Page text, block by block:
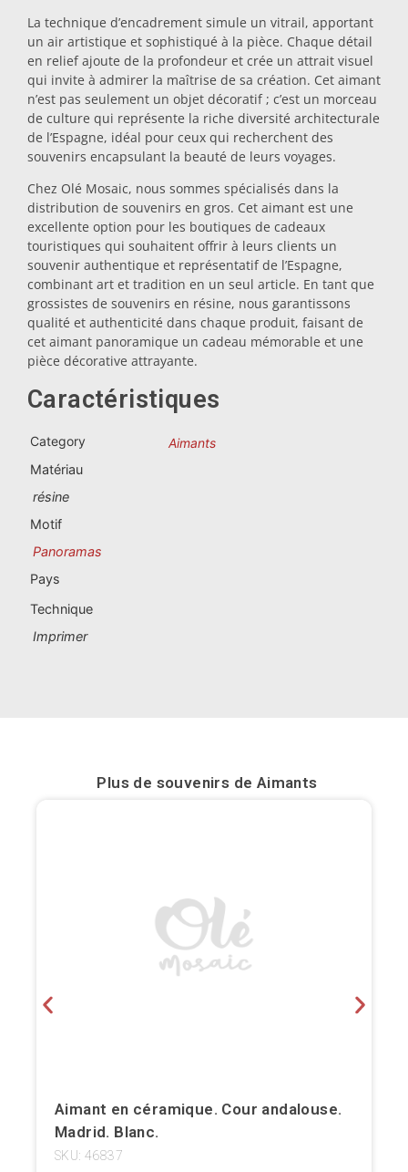
Verres
Verres à shot
Souvenirs par ville
Souvenirs d'Espagne
Souvenirs du Portugal
Souvenirs personnalisés
La Coruña
Albacete
Alicante
Ávila
Bilbao
Castellón de la Plana
Fuerteventura
Gijón
La technique d’encadrement simule un vitrail, apportant
un air artistique et sophistiqué à la pièce. Chaque détail
en relief ajoute de la profondeur et crée un attrait visuel
qui invite à admirer la maîtrise de sa création. Cet aimant
n’est pas seulement un objet décoratif ; c’est un morceau
de culture qui représente la riche diversité architecturale
de l’Espagne, idéal pour ceux qui recherchent des
souvenirs encapsulant la beauté de leurs voyages.
Chez Olé Mosaic, nous sommes spécialisés dans la
distribution de souvenirs en gros. Cet aimant est une
excellente option pour les boutiques de cadeaux
touristiques qui souhaitent offrir à leurs clients un
souvenir authentique et représentatif de l’Espagne,
combinant art et tradition en un seul article. En tant que
grossistes de souvenirs en résine, nous garantissons
qualité et authenticité dans chaque produit, faisant de
cet aimant panoramique un cadeau mémorable et une
pièce décorative attrayante.
Caractéristiques
Category
Aimants
Matériau
résine
Motif
Panoramas
Pays
Technique
Imprimer
Plus de souvenirs de Aimants
Aimant en céramique. Cour andalouse.
Madrid. Blanc.
SKU: 46837